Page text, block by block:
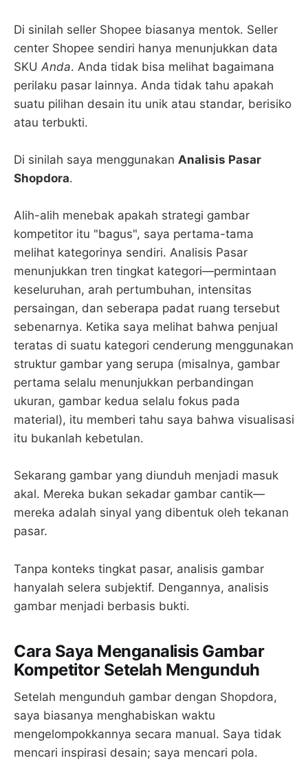
Di sinilah seller Shopee biasanya mentok. Seller
center Shopee sendiri hanya menunjukkan data
SKU Anda. Anda tidak bisa melihat bagaimana
perilaku pasar lainnya. Anda tidak tahu apakah
suatu pilihan desain itu unik atau standar, berisiko
atau terbukti.
Di sinilah saya menggunakan Analisis Pasar
Shopdora.
Alih-alih menebak apakah strategi gambar
kompetitor itu "bagus", saya pertama-tama
melihat kategorinya sendiri. Analisis Pasar
menunjukkan tren tingkat kategori—permintaan
keseluruhan, arah pertumbuhan, intensitas
persaingan, dan seberapa padat ruang tersebut
sebenarnya. Ketika saya melihat bahwa penjual
teratas di suatu kategori cenderung menggunakan
struktur gambar yang serupa (misalnya, gambar
pertama selalu menunjukkan perbandingan
ukuran, gambar kedua selalu fokus pada
material), itu memberi tahu saya bahwa visualisasi
itu bukanlah kebetulan.
Sekarang gambar yang diunduh menjadi masuk
akal. Mereka bukan sekadar gambar cantik—
mereka adalah sinyal yang dibentuk oleh tekanan
pasar.
Tanpa konteks tingkat pasar, analisis gambar
hanyalah selera subjektif. Dengannya, analisis
gambar menjadi berbasis bukti.
Cara Saya Menganalisis Gambar
Kompetitor Setelah Mengunduh
Setelah mengunduh gambar dengan Shopdora,
saya biasanya menghabiskan waktu
mengelompokkannya secara manual. Saya tidak
mencari inspirasi desain; saya mencari pola.